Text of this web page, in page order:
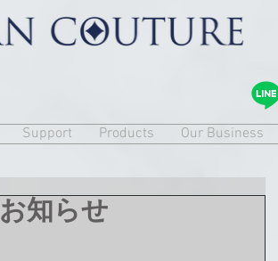
Support Products Our Business
知らせ